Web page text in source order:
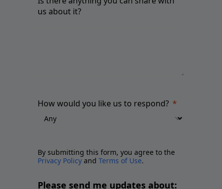
us about it?
How would you like us to respond?
By submitting this form, you agree to the
Privacy Policy and Terms of Use.
Please send me updates about: